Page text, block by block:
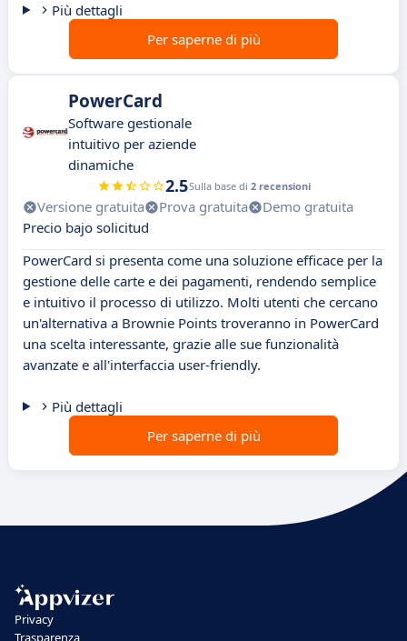
Più dettagli
Per saperne di più
PowerCard
Software gestionale
intuitivo per aziende
dinamiche
2.5Sulla base di 2 recensioni
Versione gratuita Prova gratuita
Demo gratuita
Precio bajo solicitud
PowerCard si presenta come una soluzione efficace per la
gestione delle carte e dei pagamenti, rendendo semplice
e intuitivo il processo di utilizzo. Molti utenti che cercano
un'alternativa a Brownie Points troveranno in PowerCard
una scelta interessante, grazie alle sue funzionalità
avanzate e all'interfaccia user-friendly.
Più dettagli
Per saperne di più
Privacy
Trasparenza